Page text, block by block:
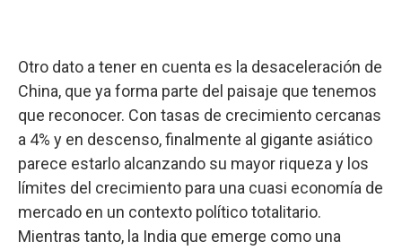
Otro dato a tener en cuenta es la desaceleración de
China, que ya forma parte del paisaje que tenemos
que reconocer. Con tasas de crecimiento cercanas
a 4% y en descenso, finalmente al gigante asiático
parece estarlo alcanzando su mayor riqueza y los
límites del crecimiento para una cuasi economía de
mercado en un contexto político totalitario.
Mientras tanto, la India que emerge como una